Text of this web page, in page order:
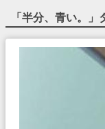
「半分、青い。 」